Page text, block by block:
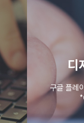
디
구글 플레